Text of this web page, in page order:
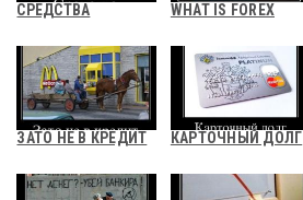
СРЕДСТВА WHAT IS FOREX
ЗАТО НЕ В КРЕДИТ КАРТОЧНЫЙ ДОЛГ